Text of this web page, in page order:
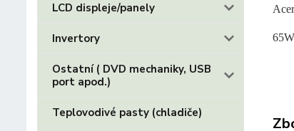
LCD displeje/panely
Invertory
Ostatní ( DVD mechaniky, USB
port apod.)
Teplovodivé pasty (chladiče)
65W